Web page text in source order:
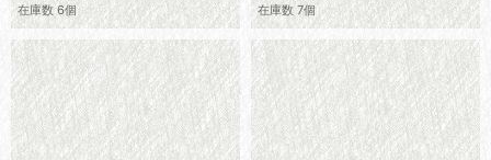
在庫数 6個 在庫数 7個